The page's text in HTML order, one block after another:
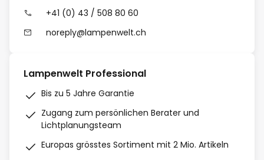
+41 (0) 43 / 508 80 60
noreply@lampenwelt.ch
Lampenwelt Professional
Bis zu 5 Jahre Garantie
Zugang zum persönlichen Berater und
Lichtplanungsteam
Europas grösstes Sortiment mit 2 Mio. Artikeln